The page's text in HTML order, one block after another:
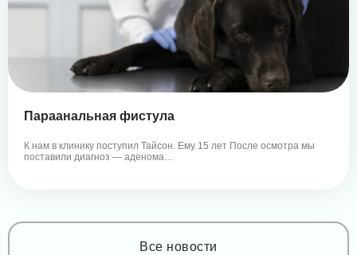
Параанальная фистула
К нам в клинику поступил Тайсон. Ему 15 лет После осмотра мы
поставили диагноз — аденома…
Все новости